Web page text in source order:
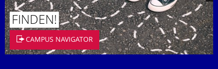
FINDEN!
CAMPUS NAVIGATOR